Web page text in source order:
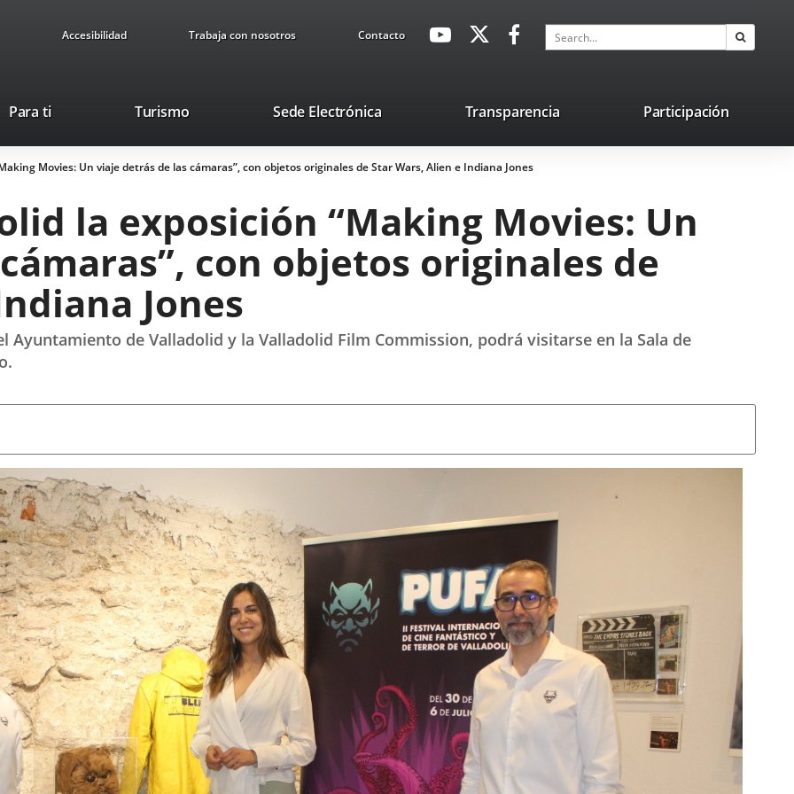
Accesibilidad Trabaja con nosotros ContactoavaHeaderSocial
Link
Link
application.
application.
Search
Para ti TurismoThis
will
open
pop-
window.
Sede ElectrónicaLink
external
application.
Transparencia Participación
Movies: Un viaje detrás de las cámaras”, con objetos originales de Star Wars, Alien e Indiana Jones
la exposición “Making Movies: Un
con objetos originales de
Jones
Ayuntamiento de Valladolid y la Valladolid Film Commission, podrá visitarse en la Sala de